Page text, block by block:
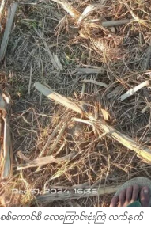
စစ်ကောင်စီ လေကြောင်းဗုံးကြဲ လက်နက်